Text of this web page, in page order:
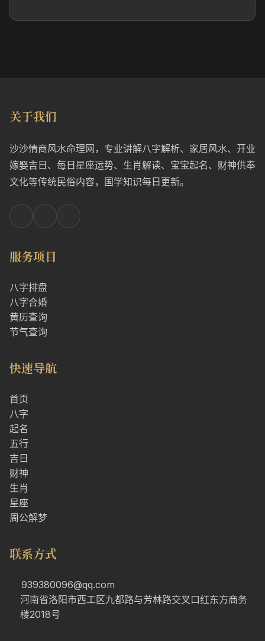
关于我们
沙沙情商风水命理网，专业讲解八字解析、家居风水、开业
嫁娶吉日、每日星座运势、生肖解读、宝宝起名、财神供奉
文化等传统民俗内容，国学知识每日更新。
服务项目
八字排盘
八字合婚
黄历查询
节气查询
快速导航
首页
八字
起名
五行
吉日
财神
生肖
星座
周公解梦
联系方式
939380096@qq.com
河南省洛阳市西工区九都路与芳林路交叉口红东方商务
楼2018号